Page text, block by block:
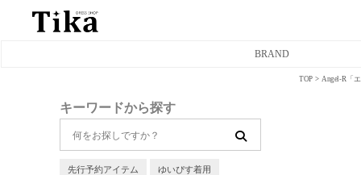
BRAND
フレアミニドレス
キーワードから探す
先行予約アイテム ゆいぴす着用
TOP Angel-R「